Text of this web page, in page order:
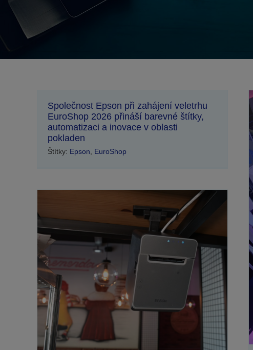
Společnost Epson při zahájení veletrhu
EuroShop 2026 přináší barevné štítky,
automatizaci a inovace v oblasti
pokladen
Štítky: Epson EuroShop